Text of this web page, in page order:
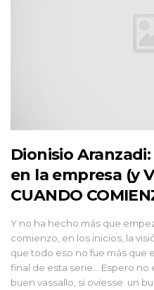
Dionisio
en la empresa (y
CUANDO
Y no ha hecho más que
comienzo, en los inicios, la
que todo eso no fue más que
final de esta serie… Espero no
buen vassallo, si oviesse un